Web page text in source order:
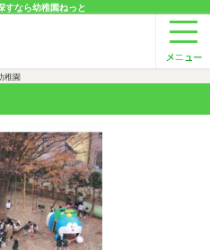
なら幼稚園ねっと
稚園